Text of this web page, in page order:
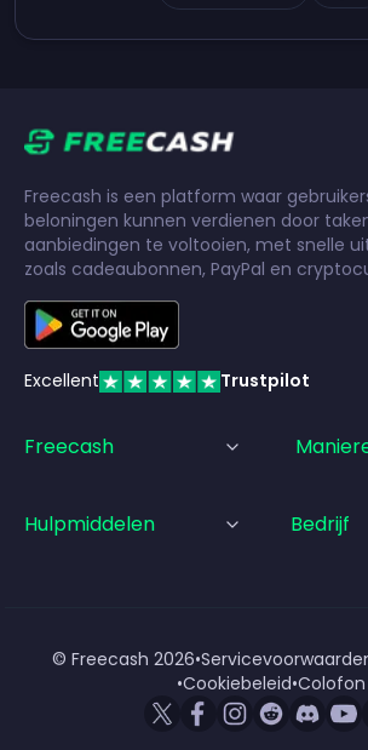
Freecash is een platform waar
beloningen kunnen verdienen door
aanbiedingen te voltooien, met snelle
zoals cadeaubonnen, PayPal en
Excellent Trustpilot
Freecash
Hulpmiddelen Bedrijf
© Freecash 2026•
•Cookiebeleid•Colofon